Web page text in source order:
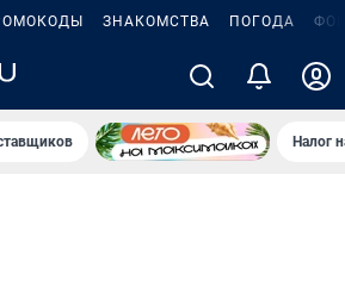
ЗНАКОМСТВА ПОГОДА
Налог